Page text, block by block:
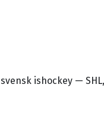
ishockey —